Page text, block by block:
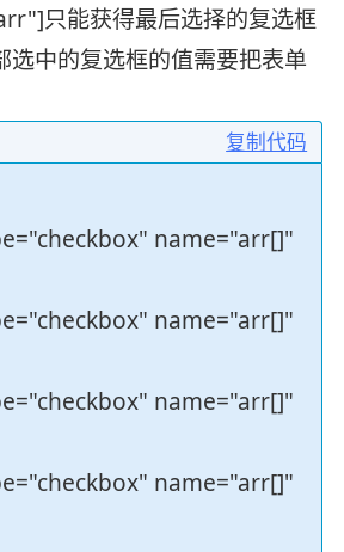
只能获得最后选择的复选框
选中的复选框的值需要把表单
复制代码
name="arr[]"
name="arr[]"
name="arr[]"
name="arr[]"